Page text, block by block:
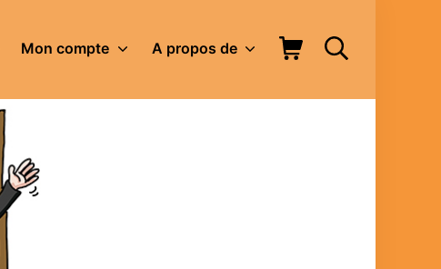
Mon compte A propos de Panier d’achat